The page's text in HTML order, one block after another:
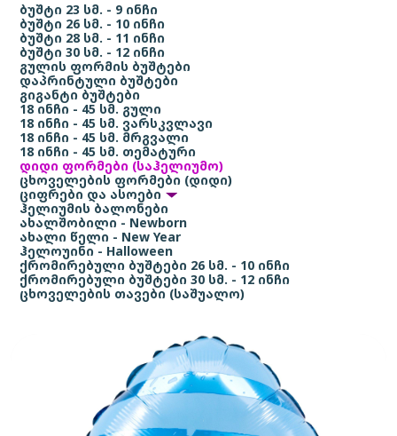
ბუშტი 23 სმ. - 9 ინჩი
ბუშტი 26 სმ. - 10 ინჩი
ბუშტი 28 სმ. - 11 ინჩი
ბუშტი 30 სმ. - 12 ინჩი
გულის ფორმის ბუშტები
დაპრინტული ბუშტები
გიგანტი ბუშტები
18 ინჩი - 45 სმ. გული
18 ინჩი - 45 სმ. ვარსკვლავი
18 ინჩი - 45 სმ. მრგვალი
18 ინჩი - 45 სმ. თემატური
დიდი ფორმები (საჰელიუმო)
ცხოველების ფორმები (დიდი)
ციფრები და ასოები
ჰელიუმის ბალონები
ახალშობილი - Newborn
ახალი წელი - New Year
ჰელოუინი - Halloween
ქრომირებული ბუშტები 26 სმ. - 10 ინჩი
ქრომირებული ბუშტები 30 სმ. - 12 ინჩი
ცხოველების თავები (საშუალო)